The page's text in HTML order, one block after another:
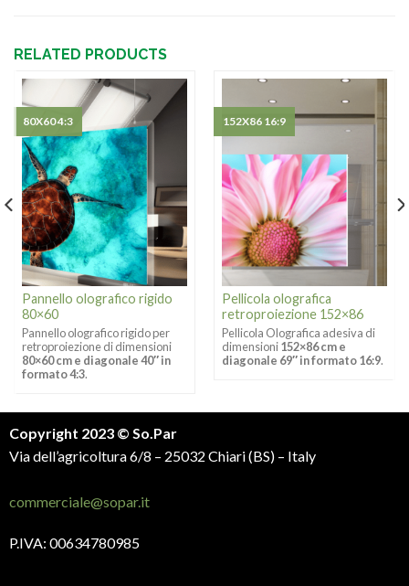
RELATED PRODUCTS
Pannello olografico rigido
80×60
Pannello olografico rigido per
retroproiezione di dimensioni
80×60 cm e diagonale 40″ in
formato 4:3.
80X60 4:3
Pellicola olografica
retroproiezione 152×86
Pellicola Olografica adesiva di
dimensioni152×86 cm e
diagonale 69″ in formato 16:9.
152X86 16:9
Copyright 2023 © So.Par
Via dell’agricoltura 6/8 – 25032 Chiari (BS) – Italy
commerciale@sopar.it
P.IVA: 00634780985